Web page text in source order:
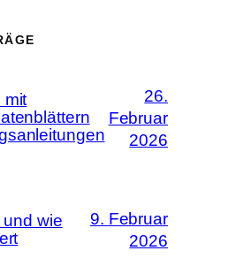
mit
26.
Februar
2026
und wie
9. Februar
2026